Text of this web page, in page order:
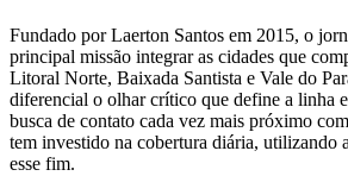
Fundado por Laerton Santos em 2015, o
principal missão integrar as cidades que
Litoral Norte, Baixada Santista e Vale do
diferencial o olhar crítico que define a linha
busca de contato cada vez mais próximo
tem investido na cobertura diária, utilizando
esse fim.